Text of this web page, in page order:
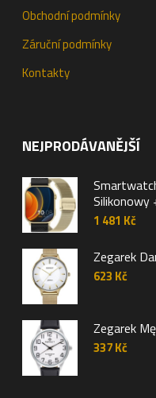
Obchodní podmínky
Záruční podmínky
Kontakty
NEJPRODÁVANĚJŠÍ
Silikonowy
1 481 Kč
Zegarek
623 Kč
Zegarek
337Kč